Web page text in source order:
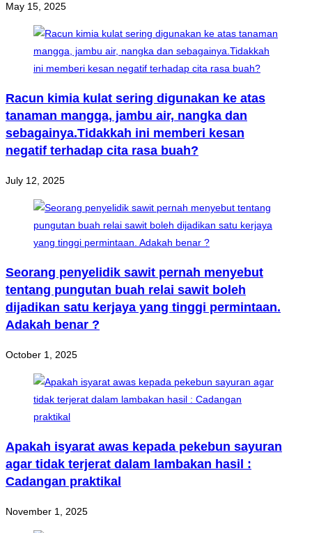
May 15, 2025
Racun kimia kulat sering digunakan ke atas
tanaman mangga, jambu air, nangka dan
sebagainya.Tidakkah ini memberi kesan
negatif terhadap cita rasa buah?
July 12, 2025
Seorang penyelidik sawit pernah menyebut
tentang pungutan buah relai sawit boleh
dijadikan satu kerjaya yang tinggi permintaan.
Adakah benar ?
October 1, 2025
Apakah isyarat awas kepada pekebun sayuran
agar tidak terjerat dalam lambakan hasil :
Cadangan praktikal
November 1, 2025